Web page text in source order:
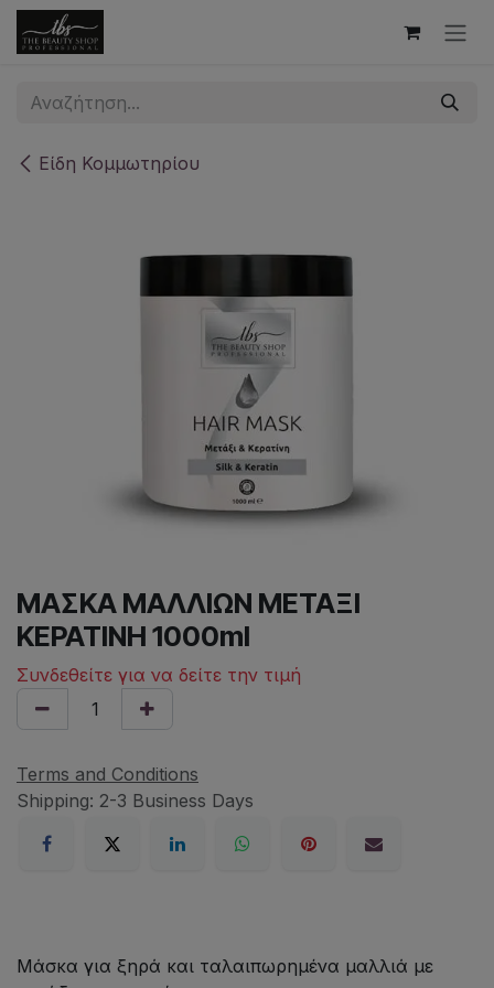
Skip to Content
Είδη Κομμωτηρίου
ΜΑΣΚΑ ΜΑΛΛΙΩΝ ΜΕΤΑΞΙ
ΚΕΡΑΤΙΝΗ 1000ml
Συνδεθείτε για να δείτε την τιμή
Terms and Conditions
Shipping: 2-3 Business Days
Μάσκα για ξηρά και ταλαιπωρημένα μαλλιά με